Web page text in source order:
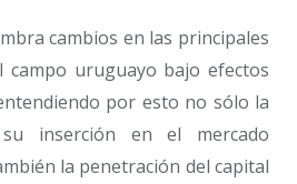
cambios en las principales
campo uruguayo bajo efectos
por esto no sólo la
inserción en el mercado
la penetración del capital